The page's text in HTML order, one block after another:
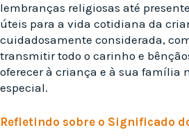
lembranças religiosas até
úteis para a vida cotidiana da
cuidadosamente considerada,
transmitir todo o carinho e
oferecer à criança e à sua família
especial.
Refletindo sobre o Significado